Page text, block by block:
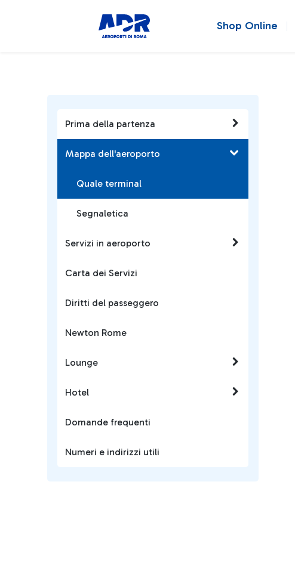
Shop Online
Prima della partenza
Mappa dell'aeroporto
Quale terminal
Segnaletica
Servizi in aeroporto
Carta dei Servizi
Diritti del passeggero
Newton Rome
Lounge
Hotel
Domande frequenti
Numeri e indirizzi utili